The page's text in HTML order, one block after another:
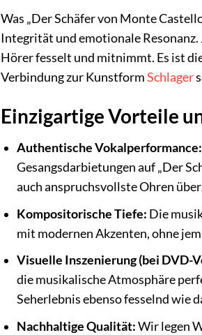
Was „Der Schäfer von Monte
Integrität und emotionale Resonanz.
Hörer fesselt und mitnimmt. Es ist
Verbindung zur KunstformSchlager
Einzigartige Vorteile
Authentische Vokalperformance:
Gesangsdarbietungen auf „Der
auch anspruchsvollste Ohren
Kompositorische Tiefe: Die
mit modernen Akzenten, ohne
Visuelle Inszenierung (bei DVD-
die musikalische Atmosphäre
Seherlebnis ebenso fesselnd wie
Nachhaltige Qualität:Wir legen